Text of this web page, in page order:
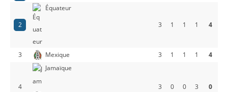
2
Équateur
3
1 1 1 4
3 Mexique 3 1 1 1 4
4
Jamaïque
3 0 0 3 0